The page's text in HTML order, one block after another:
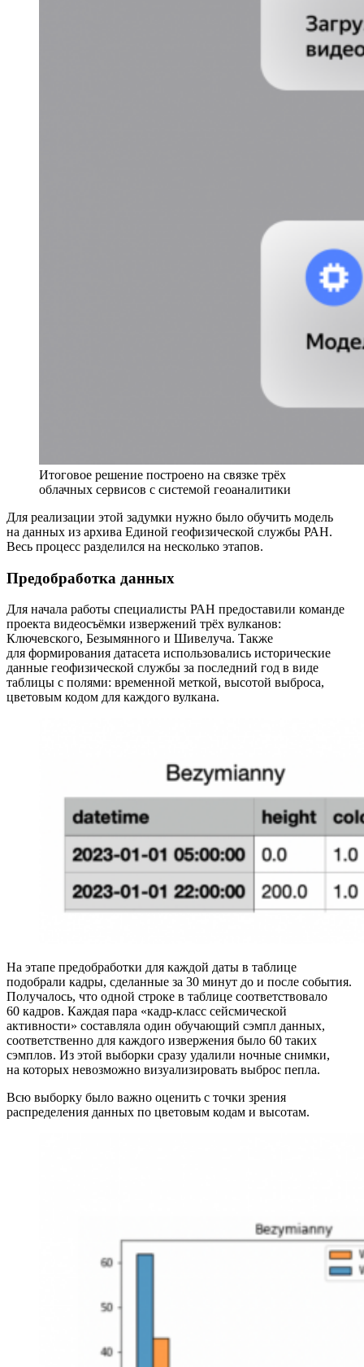
Итоговое решение построено на связке трёх
облачных сервисов с системой геоаналитики
Для реализации этой задумки нужно было обучить модель
на данных из архива Единой геофизической службы РАН.
Весь процесс разделился на несколько этапов.
Предобработка данных
Для начала работы специалисты РАН предоставили команде
проекта видеосъёмки извержений трёх вулканов:
Ключевского, Безымянного и Шивелуча. Также
для формирования датасета использовались исторические
данные геофизической службы за последний год в виде
таблицы с полями: временной меткой, высотой выброса,
цветовым кодом для каждого вулкана.
На этапе предобработки для каждой даты в таблице
подобрали кадры, сделанные за 30 минут до и после события.
Получалось, что одной строке в таблице соответствовало
60 кадров. Каждая пара «кадр‑класс сейсмической
активности» составляла один обучающий сэмпл данных,
соответственно для каждого извержения было 60 таких
сэмплов. Из этой выборки сразу удалили ночные снимки,
на которых невозможно визуализировать выброс пепла.
Всю выборку было важно оценить с точки зрения
распределения данных по цветовым кодам и высотам.